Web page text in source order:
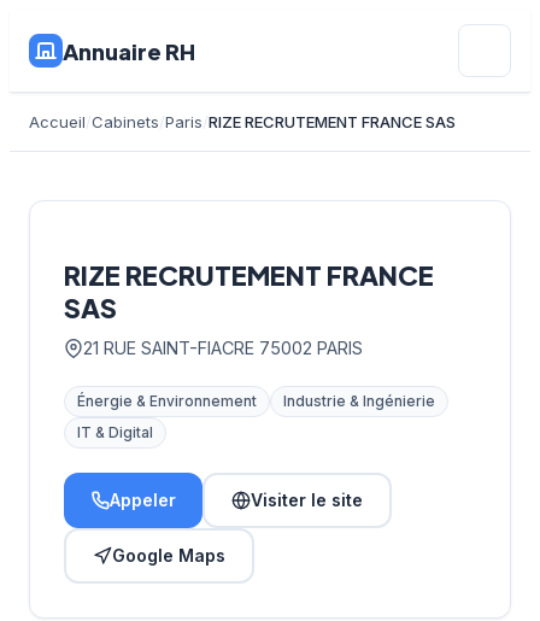
Annuaire RH
Accueil Cabinets Paris RIZE RECRUTEMENT FRANCE SAS
RIZE RECRUTEMENT FRANCE
SAS
21 RUE SAINT-FIACRE 75002 PARIS
Énergie & Environnement
Industrie & Ingénierie
IT & Digital
Appeler Visiter le site
Google Maps